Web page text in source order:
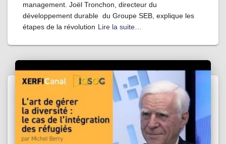
management. Joël Tronchon, directeur du
développement durable du Groupe SEB, explique les
étapes de la révolution Lire la suite…